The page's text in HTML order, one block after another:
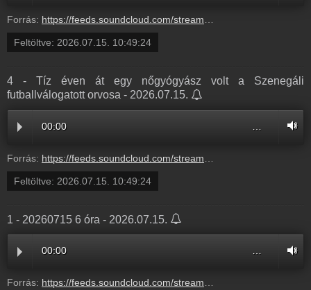
Forrás: https://feeds.soundcloud.com/stream/2361015107-balazsek-5-feri-ettermet-otszor-egymsa-koveto-napon-ellenorizte-a-nav-5.mp3
Feltöltve: 2026.07.15. 10:49:24
4 - Tíz éven át egy nőgyógyász volt a Szenegáli
futballválogatott orvosa - 2026.07.15.
00:00
Forrás: https://feeds.soundcloud.com/stream/2361015104-balazsek-4-tiz-even-at-egy-nogyogyasz-volt-a-szenegali-futballvalogatott-orvosa-4.mp3
Feltöltve: 2026.07.15. 10:49:24
1 - 20260715 6 óra - 2026.07.15.
00:00 …
Forrás: https://feeds.soundcloud.com/stream/2361015101-balazsek-1-20260715-6-ora-1.mp3